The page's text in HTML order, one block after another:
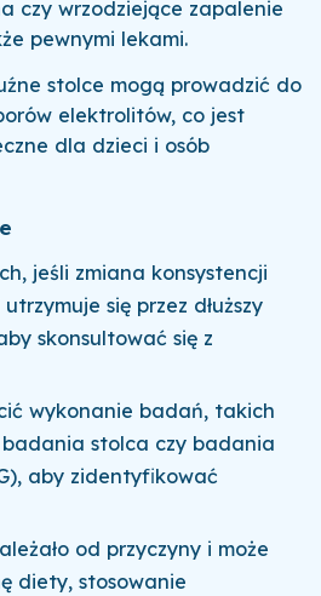
czy wrzodziejące zapalenie
pewnymi lekami.
stolce mogą prowadzić do
elektrolitów, co jest
dla dzieci i osób
jeśli zmiana konsystencji
się przez dłuższy
skonsultować się z
wykonanie badań, takich
stolca czy badania
aby zidentyfikować
od przyczyny i może
diety, stosowanie